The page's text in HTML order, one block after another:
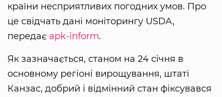
країни несприятливих погодних умов. Про
це свідчать дані моніторингу USDA,
передає apk-inform.
Як зазначається, станом на 24 січня в
основному регіоні вирощування, штаті
Канзас, добрий і відмінний стан фіксувався